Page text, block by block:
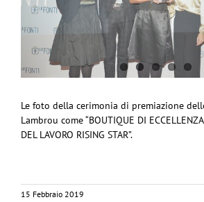
Le foto della cerimonia di premiazione
Lambrou come “BOUTIQUE DI ECCELLENZA
DEL LAVORO RISING STAR”.
15 Febbraio 2019